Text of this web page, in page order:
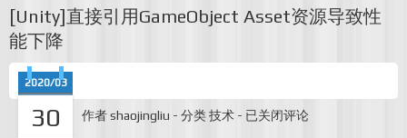
[Unity]直接引用GameObject Asset资源导致性
能下降
2020/03
30 作者shaojingliu - 分类技术 - [Unity]
已关闭评论